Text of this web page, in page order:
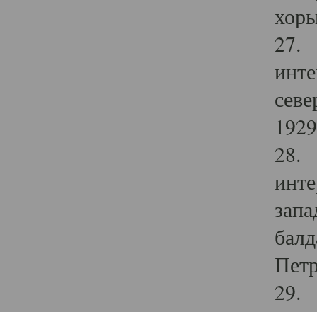
27.
28.
29.